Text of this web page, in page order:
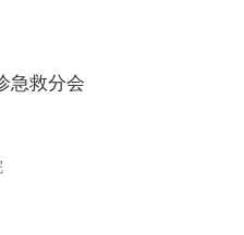
急救分会